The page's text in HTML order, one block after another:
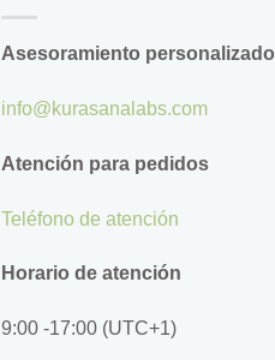
Asesoramiento personalizado
info@kurasanalabs.com
Atención para pedidos
Teléfono de atención
Horario de atención
9:00 -17:00 (UTC+1)